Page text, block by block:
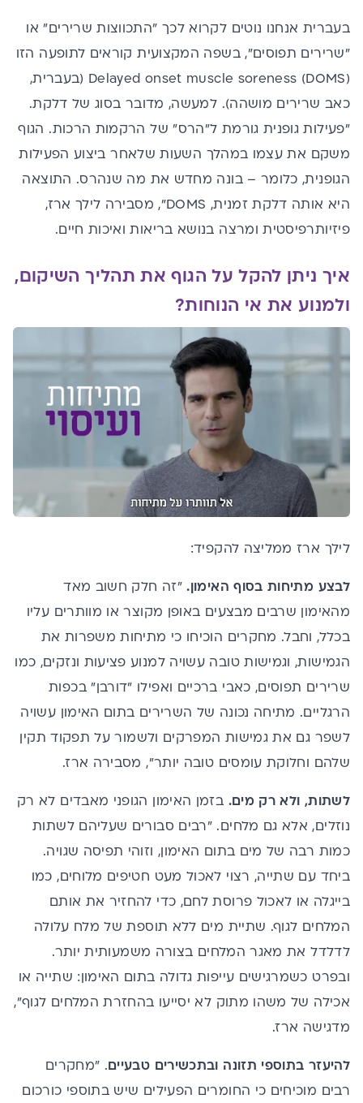
בעברית אנחנו נוטים לקרוא לכך "התכווצות שרירים" או
"שרירים תפוסים", בשפה המקצועית קוראים לתופעה הזו
Delayed onset muscle soreness (DOMS) (בעברית,
כאב שרירים מושהה). למעשה, מדובר בסוג של דלקת.
"פעילות גופנית גורמת ל"הרס" של הרקמות הרכות. הגוף
משקם את עצמו במהלך השעות שלאחר ביצוע הפעילות
הגופנית, כלומר – בונה מחדש את מה שנהרס. התוצאה
היא אותה דלקת זמנית, DOMS", מסבירה לילך ארז,
פיזיותרפיסטית ומרצה בנושא בריאות ואיכות חיים.
איך ניתן להקל על הגוף את תהליך השיקום,
ולמנוע את אי הנוחות?
לילך ארז ממליצה להקפיד:
לבצע מתיחות בסוף האימון."זה חלק חשוב מאד
מהאימון שרבים מבצעים באופן מקוצר או מוותרים עליו
בכלל, וחבל. מחקרים הוכיחו כי מתיחות משפרות את
הגמישות, וגמישות טובה עשויה למנוע פציעות ונזקים, כמו
שרירים תפוסים, כאבי ברכיים ואפילו "דורבן" בכפות
הרגליים. מתיחה נכונה של השרירים בתום האימון עשויה
לשפר גם את גמישות המפרקים ולשמור על תפקוד תקין
שלהם וחלוקת עומסים טובה יותר", מסבירה ארז.
לשתות, ולא רק מים. בזמן האימון הגופני מאבדים לא רק
נוזלים, אלא גם מלחים. "רבים סבורים שעליהם לשתות
כמות רבה של מים בתום האימון, וזוהי תפיסה שגויה.
ביחד עם שתייה, רצוי לאכול מעט חטיפים מלוחים, כמו
בייגלה או לאכול פרוסת לחם, כדי להחזיר את אותם
המלחים לגוף. שתיית מים ללא תוספת של מלח עלולה
לדלדל את מאגר המלחים בצורה משמעותית יותר.
ובפרט כשמרגישים עייפות גדולה בתום האימון: שתייה או
אכילה של משהו מתוק לא יסייעו בהחזרת המלחים לגוף",
מדגישה ארז.
להיעזר בתוספי תזונה ובתכשירים טבעיים. "מחקרים
רבים מוכיחים כי החומרים הפעילים שיש בתוספי כורכום